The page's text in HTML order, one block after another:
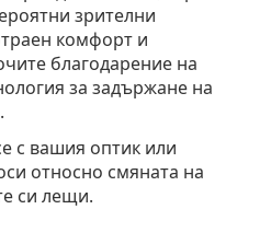
зрителни
комфорт и
благодарение на
за задържане на
с вашия оптик или
относно смяната на
си лещи.